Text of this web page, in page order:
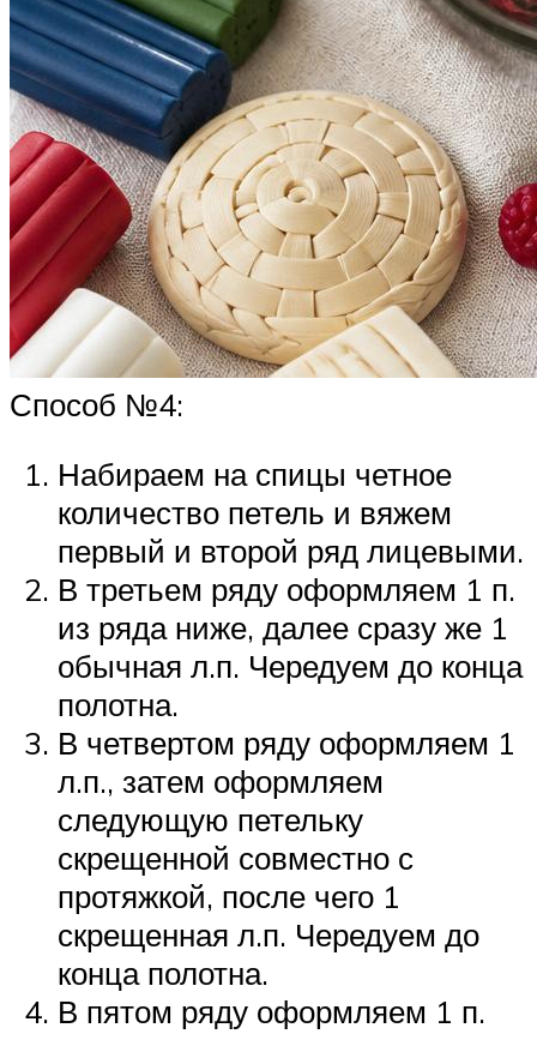
Способ №4:
Набираем на спицы четное
количество петель и вяжем
первый и второй ряд лицевыми.
В третьем ряду оформляем 1 п.
из ряда ниже, далее сразу же 1
обычная л.п. Чередуем до конца
полотна.
В четвертом ряду оформляем 1
л.п., затем оформляем
следующую петельку
скрещенной совместно с
протяжкой, после чего 1
скрещенная л.п. Чередуем до
конца полотна.
В пятом ряду оформляем 1 п.